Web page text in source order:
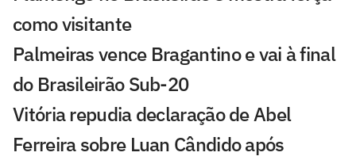
como visitante
Palmeiras vence Bragantino e vai à final
do Brasileirão Sub-20
Vitória repudia declaração de Abel
Ferreira sobre Luan Cândido após